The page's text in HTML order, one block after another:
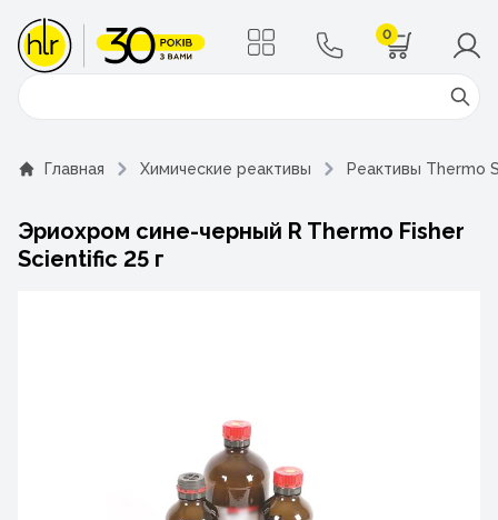
0
Поиск
Главная Химические реактивы Реактивы Thermo
Эриохром cине-черный R Thermo Fisher
Scientific 25 г